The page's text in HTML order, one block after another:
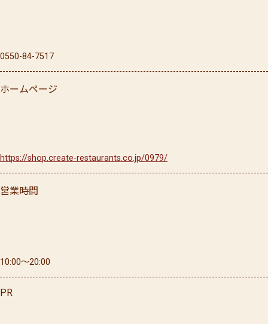
0550-84-7517
ホームページ
https://shop.create-restaurants.co.jp/0979/
営業時間
10:00〜20:00
PR